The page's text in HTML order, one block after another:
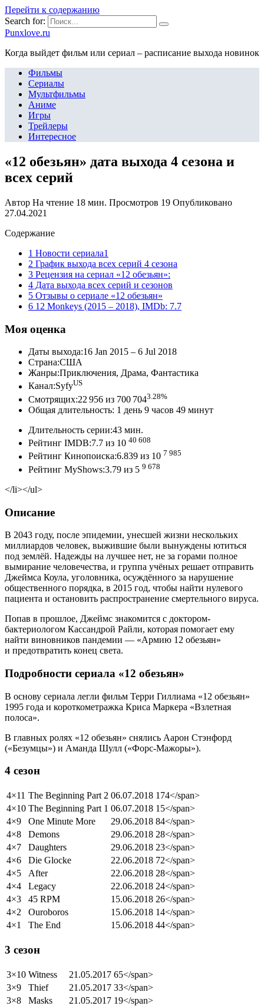
Перейти к содержанию
Search for:
Punxlove.ru
Когда выйдет фильм или сериал – расписание выхода новинок
Фильмы
Сериалы
Мультфильмы
Аниме
Игры
Трейлеры
Интересное
«12 обезьян» дата выхода 4 сезона и
всех серий
Автор На чтение 18 мин. Просмотров 19 Опубликовано
27.04.2021
Содержание
1 Новости сериала1
2 График выхода всех серий 4 сезона
3 Рецензия на сериал «12 обезьян»:
4 Дата выхода всех серий и сезонов
5 Отзывы о сериале «12 обезьян»
6 12 Monkeys (2015 – 2018), IMDb: 7.7
Моя оценка
Даты выхода:16 Jan 2015 – 6 Jul 2018
Страна:США
Жанры:Приключения, Драма, Фантастика
Канал:SyfyUS
Смотрящих:22 956 из 700 7043.28%
Общая длительность: 1 день 9 часов 49 минут
Длительность серии:43 мин.
Рейтинг IMDB:7.7 из 10 40 608
Рейтинг Кинопоиска:6.839 из 10 7 985
Рейтинг MyShows:3.79 из 5 9 678
</li></ul>
Описание
В 2043 году, после эпидемии, унесшей жизни нескольких
миллиардов человек, выжившие были вынуждены ютиться
под землёй. Надежды на лучшее нет, не за горами полное
вымирание человечества, и группа учёных решает отправить
Джеймса Коула, уголовника, осуждённого за нарушение
общественного порядка, в 2015 год, чтобы найти нулевого
пациента и остановить распространение смертельного вируса.
Попав в прошлое, Джеймс знакомится с доктором-
бактериологом Кассандрой Райли, которая помогает ему
найти виновников пандемии — «Армию 12 обезьян»
и предотвратить конец света.
Подробности сериала «12 обезьян»
В основу сериала легли фильм Терри Гиллиама «12 обезьян»
1995 года и короткометражка Криса Маркера «Взлетная
полоса».
В главных ролях «12 обезьян» снялись Аарон Стэнфорд
(«Безумцы») и Аманда Шулл («Форс-Мажоры»).
4 сезон
4×11 The Beginning Part 2 06.07.2018 174</span>
4×10 The Beginning Part 1 06.07.2018 15</span>
4×9
One Minute More 29.06.2018 84</span>
4×8
Demons 29.06.2018 28</span>
4×7
Daughters 29.06.2018 23</span>
4×6
Die Glocke 22.06.2018 72</span>
4×5
After 22.06.2018 28</span>
4×4
Legacy 22.06.2018 24</span>
4×3
45 RPM 15.06.2018 26</span>
4×2
Ouroboros 15.06.2018 14</span>
4×1
The End 15.06.2018 44</span>
3 сезон
3×10 Witness 21.05.2017 65</span>
3×9
Thief 21.05.2017 33</span>
3×8
Masks 21.05.2017 19</span>